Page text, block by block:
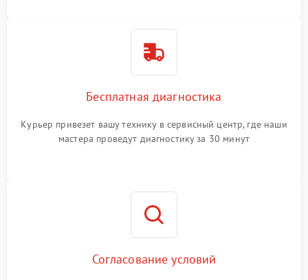
Бесплатная диагностика
Курьер привезет вашу технику в сервисный центр, где наши
мастера проведут диагностику за 30 минут
Согласование условий